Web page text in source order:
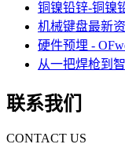
铜镍铅锌-铜镍
机械键盘最新
硬件预埋 -
从一把焊枪到
联系我们
CONTACT US